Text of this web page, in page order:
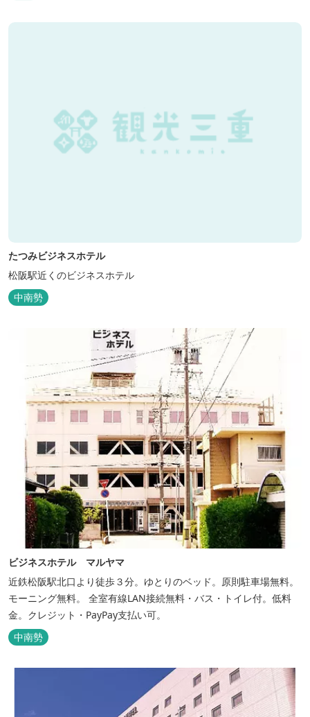
たつみビジネスホテル
松阪駅近くのビジネスホテル
中南勢
ビジネスホテル マルヤマ
近鉄松阪駅北口より徒歩３分。ゆとりのベッド。原則駐車場無料。
モーニング無料。 全室有線LAN接続無料・バス・トイレ付。低料
金。クレジット・PayPay支払い可。
中南勢